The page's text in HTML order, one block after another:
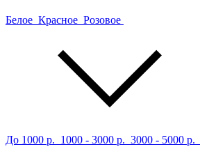
Белое Красное Розовое
До 1000 р. 1000 - 3000 р. 3000 - 5000 р.